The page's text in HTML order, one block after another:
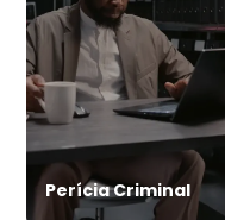
Perícia Criminal